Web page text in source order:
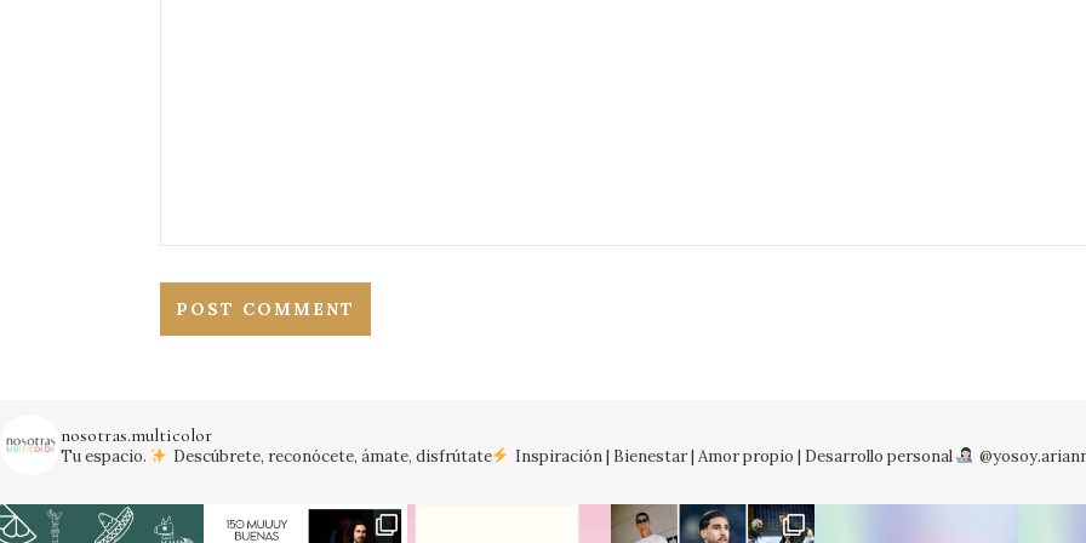
nosotras.multicolor
Tu espacio. Descúbrete, reconócete, ámate, disfrútate Inspiración | Bienestar | Amor propio | Desarrollo personal
¡Vamos México!